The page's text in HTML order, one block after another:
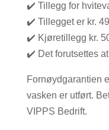
✔️ Tillegg for
✔️ Tillegget er kr.
✔️ Kjøretillegg kr.
✔️ Det forutsettes
Fornøydgarantien
vasken er utført.
VIPPS Bedrift.